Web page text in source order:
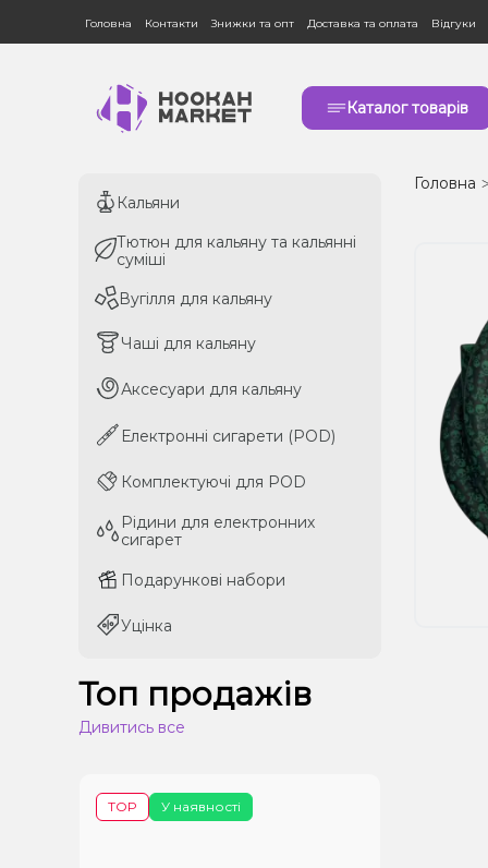
Головна Контакти Знижки та опт Доставка та оплата Відгуки
Каталог товарів
Кальяни
Тютюн для кальяну та кальянні
суміші
Вугілля для кальяну
Чаші для кальяну
Аксесуари для кальяну
Електронні сигарети (POD)
Комплектуючі для POD
Рідини для електронних
сигарет
Подарункові набори
Уцінка
Кальяни
Тютюн для кальяну та кальянні
суміші
Вугілля для кальяну
Чаші для кальяну
Аксесуари для кальяну
Електронні сигарети (POD)
Комплектуючі для POD
Рідини для електронних
сигарет
Подарункові набори
Уцінка
Топ продажів
Дивитись все
У наявності
TOP
Головна